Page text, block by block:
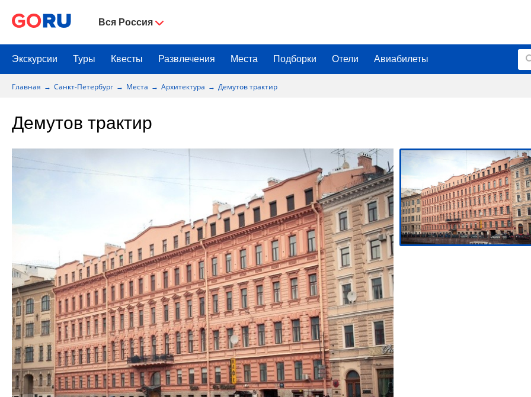
Вся Россия
Экскурсии Туры Квесты Развлечения Места Подборки Отели Авиабилеты
Главная Санкт-Петербург Места Архитектура Демутов трактир
Демутов трактир